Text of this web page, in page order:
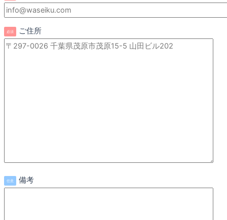
必須 ご住所
任意 備考